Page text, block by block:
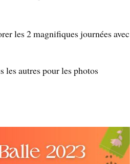
les 2 magnifiques journées avec
les autres pour les photos